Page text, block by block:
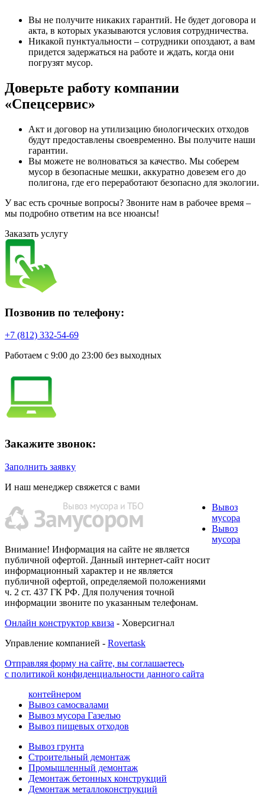
Вы не получите никаких гарантий. Не будет договора и
акта, в которых указываются условия сотрудничества.
Никакой пунктуальности – сотрудники опоздают, а вам
придется задержаться на работе и ждать, когда они
погрузят мусор.
Доверьте работу компании
«Спецсервис»
Акт и договор на утилизацию биологических отходов
будут предоставлены своевременно. Вы получите наши
гарантии.
Вы можете не волноваться за качество. Мы соберем
мусор в безопасные мешки, аккуратно довезем его до
полигона, где его переработают безопасно для экологии.
У вас есть срочные вопросы? Звоните нам в рабочее время –
мы подробно ответим на все нюансы!
Заказать услугу
Позвонив по телефону:
+7 (812) 332-54-69
Работаем с 9:00 до 23:00 без выходных
Закажите звонок:
Заполнить заявку
И наш менеджер свяжется с вами
Внимание! Информация на сайте не является
публичной офертой. Данный интернет-сайт носит
информационный характер и не является
публичной офертой, определяемой положениями
ч. 2 ст. 437 ГК РФ. Для получения точной
информации звоните по указанным телефонам.
Онлайн конструктор квиза - Ховерсигнал
Управление компанией - Rovertask
Отправляя форму на сайте, вы соглашаетесь
с политикой конфиденциальности данного сайта
Вывоз
мусора
Вывоз
мусора
контейнером
Вывоз самосвалами
Вывоз мусора Газелью
Вывоз пищевых отходов
Вывоз грунта
Строительный демонтаж
Промышленный демонтаж
Демонтаж бетонных конструкций
Демонтаж металлоконструкций